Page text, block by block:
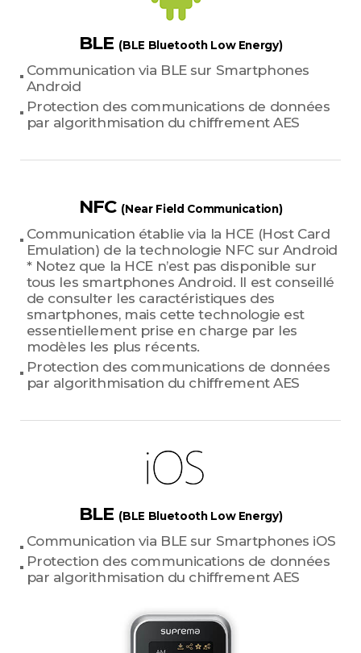
BLE (BLE Bluetooth Low Energy)
Communication via BLE sur Smartphones
Android
Protection des communications de données
par algorithmisation du chiffrement AES
NFC (Near Field Communication)
Communication établie via la HCE (Host Card
Emulation) de la technologie NFC sur Android
* Notez que la HCE n’est pas disponible sur
tous les smartphones Android. Il est conseillé
de consulter les caractéristiques des
smartphones, mais cette technologie est
essentiellement prise en charge par les
modèles les plus récents.
Protection des communications de données
par algorithmisation du chiffrement AES
BLE (BLE Bluetooth Low Energy)
Communication via BLE sur Smartphones iOS
Protection des communications de données
par algorithmisation du chiffrement AES